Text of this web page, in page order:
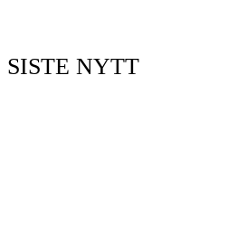
SISTE NYTT